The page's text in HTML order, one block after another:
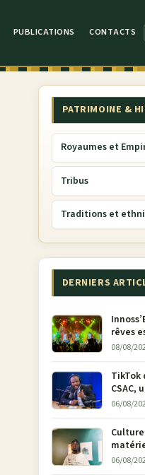
PUBLICATIONS CONTACTS
PATRIMOINE &
Royaumes et
Tribus
Traditions et
DERNIERS
rêves
annulé !
08/08/
TikTok
CSAC,
06/08/
06/08/